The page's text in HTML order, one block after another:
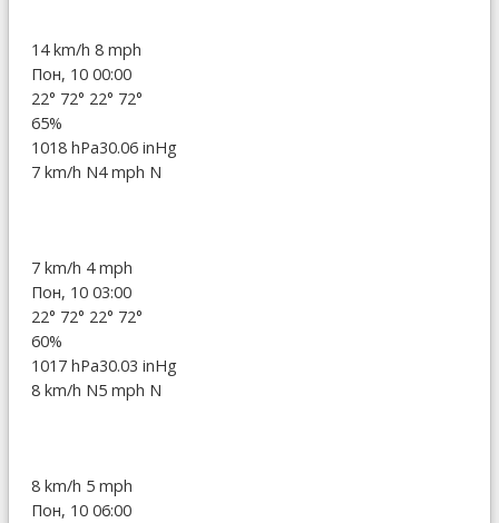
14 km/h 8 mph
Пон, 10 00:00
22° 72° 22° 72°
65%
1018 hPa30.06 inHg
7 km/h N4 mph N
7 km/h 4 mph
Пон, 10 03:00
22° 72° 22° 72°
60%
1017 hPa30.03 inHg
8 km/h N5 mph N
8 km/h 5 mph
Пон, 10 06:00